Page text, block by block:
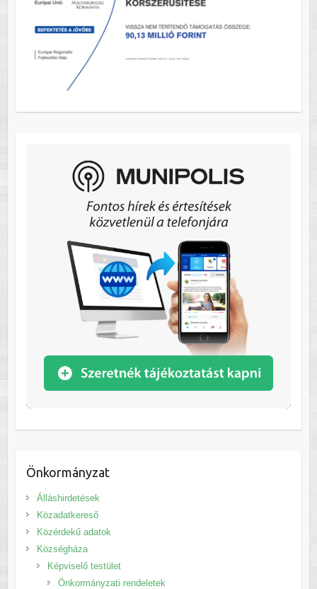
Önkormányzat
Álláshirdetések
Közadatkereső
Közérdekű adatok
Községháza
Képviselő testület
Önkormányzati rendeletek